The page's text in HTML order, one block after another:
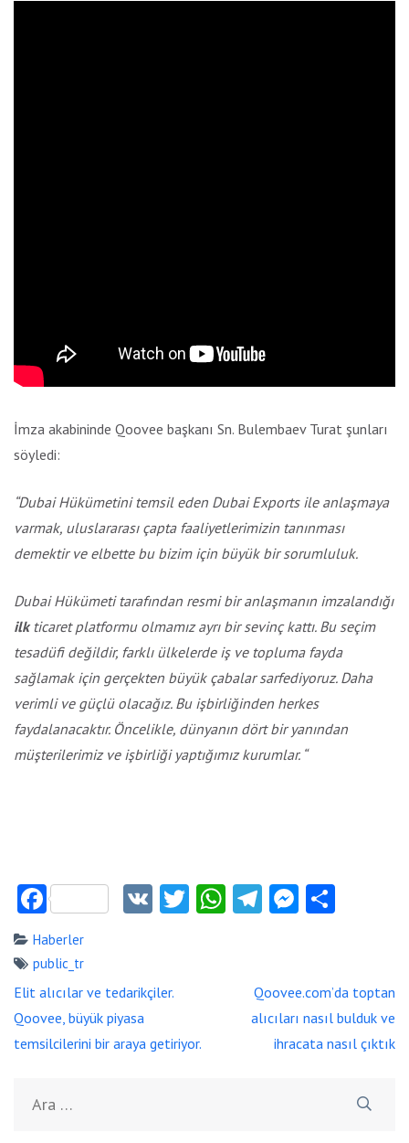
İmza akabininde Qoovee başkanı Sn. Bulembaev Turat şunları
söyledi:
“Dubai Hükümetini temsil eden Dubai Exports ile anlaşmaya
varmak, uluslararası çapta faaliyetlerimizin tanınması
demektir ve elbette bu bizim için büyük bir sorumluluk.
Dubai Hükümeti tarafından resmi bir anlaşmanın imzalandığı
ilkticaret platformu olmamız ayrı bir sevinç kattı. Bu seçim
tesadüfi değildir, farklı ülkelerde iş ve topluma fayda
sağlamak için gerçekten büyük çabalar sarfediyoruz. Daha
verimli ve güçlü olacağız. Bu işbirliğinden herkes
faydalanacaktır. Öncelikle, dünyanın dört bir yanından
müşterilerimiz ve işbirliği yaptığımız kurumlar. “
FacebookVK Twitter
WhatsApp
Telegram
Haberler
public_tr
Yazı
dolaşımı
Elit alıcılar ve tedarikçiler.
Qoovee, büyük piyasa
temsilcilerini bir araya getiriyor.
Qoovee.com’da toptan
alıcıları nasıl bulduk ve
ihracata nasıl çıktık